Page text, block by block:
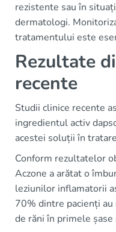
rezistente sau în
dermatologi.
tratamentului este
Rezultate
recente
Studii clinice recente
ingredientul activ
acestei soluții în
Conform rezultatelor
Aczone a arătat o
leziunilor inflamatorii
70% dintre pacienți
de răni în primele